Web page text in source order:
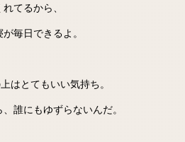
てるから、
毎日できるよ。
はとてもいい気持ち。
誰にもゆずらないんだ。